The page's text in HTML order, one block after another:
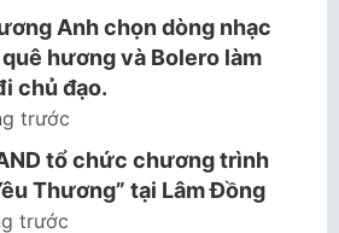
Anh chọn dòng nhạc
hương và Bolero làm
chủ đạo.
trước
tổ chức chương trình
Thương” tại Lâm Đồng
trước